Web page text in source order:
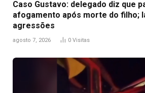
Caso Gustavo: delegado diz que
afogamento após morte do filho;
agressões
agosto 7, 2026 0 Visitas